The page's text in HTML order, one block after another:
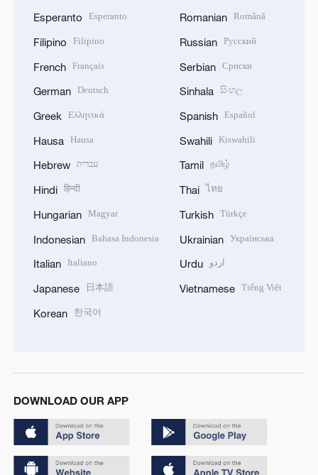
Esperanto Esperanto
Filipino Filipino
French Français
German Deutsch
Greek Ελληνικά
Hausa Hausa
Hebrew עברית
Hindi हिन्दी
Hungarian Magyar
Indonesian Bahasa Indonesia
Italian Italiano
Japanese 日本語
Korean 한국어
Romanian Română
Russian Русский
Serbian Српски
Sinhala සිංහල
Spanish Español
Swahili Kiswahili
Tamil தமிழ்
Thai ไทย
Turkish Türkçe
Ukrainian Українська
Urdu اردو
Vietnamese Tiếng Việt
DOWNLOAD OUR APP